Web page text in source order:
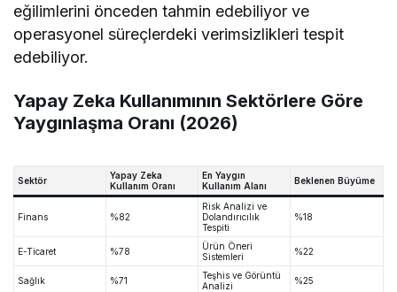
eğilimlerini önceden tahmin edebiliyor ve
operasyonel süreçlerdeki verimsizlikleri tespit
edebiliyor.
Yapay Zeka Kullanımının Sektörlere Göre
Yaygınlaşma Oranı (2026)
Sektör
Yapay Zeka
Kullanım Oranı
En Yaygın
Kullanım Alanı
Beklenen Büyüme
Finans %82
Risk Analizi ve
Dolandırıcılık
Tespiti
%18
E-Ticaret %78
Ürün Öneri
Sistemleri
%22
Sağlık %71
Teşhis ve Görüntü
Analizi
%25